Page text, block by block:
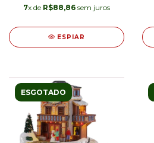
7x de R$88,86 sem juros
ESPIAR
ESGOTADO